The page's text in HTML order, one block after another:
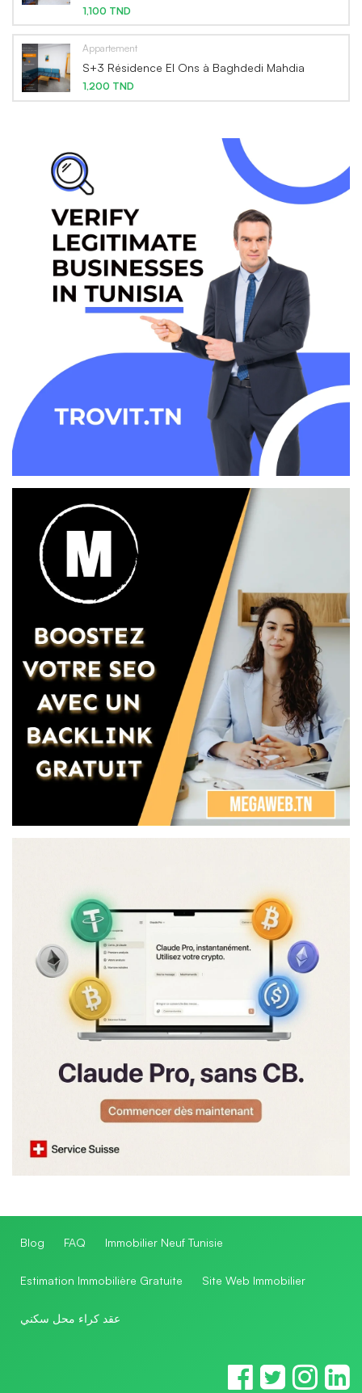
1,100 TND
Appartement
S+3 Résidence El Ons à Baghdedi Mahdia
1,200 TND
Blog FAQ Immobilier Neuf Tunisie
Estimation Immobilière Gratuite Site Web Immobilier
عقد كراء محل سكني